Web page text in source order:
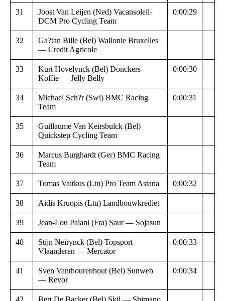
31
Joost Van Leijen (Ned) Vacansoleil-
DCM Pro Cycling Team
0:00:29
32
Ga?tan Bille (Bel) Wallonie Bruxelles
— Credit Agricole
33
Kurt Hovelynck (Bel) Donckers
Koffie — Jelly Belly
0:00:30
34
Michael Sch?r (Swi) BMC Racing
Team
0:00:31
35
Guillaume Van Keirsbulck (Bel)
Quickstep Cycling Team
36
Marcus Burghardt (Ger) BMC Racing
Team
37 Tomas Vaitkus (Ltu) Pro Team Astana 0:00:32
38 Aidis Kruopis (Ltu) Landbouwkrediet
39 Jean-Lou Paiani (Fra) Saur — Sojasun
40
Stijn Neirynck (Bel) Topsport
Vlaanderen — Mercator
0:00:33
41
Sven Vanthourenhout (Bel) Sunweb
— Revor
0:00:34